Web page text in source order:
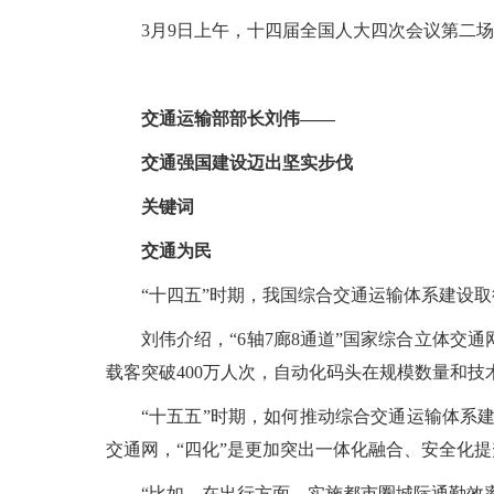
3月9日上午，十四届全国人大四次会议第二
交通运输部部长刘伟——
交通强国建设迈出坚实步伐
关键词
交通为民
“十四五”时期，我国综合交通运输体系建设
刘伟介绍，“6轴7廊8通道”国家综合立体交
载客突破400万人次，自动化码头在规模数量和技
“十五五”时期，如何推动综合交通运输体系
交通网，“四化”是更加突出一体化融合、安全化